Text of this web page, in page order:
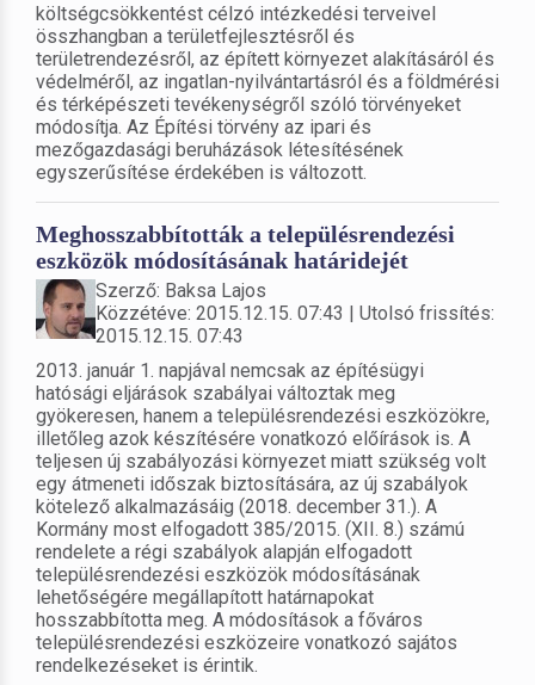
költségcsökkentést célzó intézkedési terveivel
összhangban a területfejlesztésről és
területrendezésről, az épített környezet alakításáról és
védelméről, az ingatlan-nyilvántartásról és a földmérési
és térképészeti tevékenységről szóló törvényeket
módosítja. Az Építési törvény az ipari és
mezőgazdasági beruházások létesítésének
egyszerűsítése érdekében is változott.
Meghosszabbították a településrendezési
eszközök módosításának határidejét
Szerző: Baksa Lajos
Közzétéve: 2015.12.15. 07:43 | Utolsó frissítés:
2015.12.15. 07:43
2013. január 1. napjával nemcsak az építésügyi
hatósági eljárások szabályai változtak meg
gyökeresen, hanem a településrendezési eszközökre,
illetőleg azok készítésére vonatkozó előírások is. A
teljesen új szabályozási környezet miatt szükség volt
egy átmeneti időszak biztosítására, az új szabályok
kötelező alkalmazásáig (2018. december 31.). A
Kormány most elfogadott 385/2015. (XII. 8.) számú
rendelete a régi szabályok alapján elfogadott
településrendezési eszközök módosításának
lehetőségére megállapított határnapokat
hosszabbította meg. A módosítások a főváros
településrendezési eszközeire vonatkozó sajátos
rendelkezéseket is érintik.